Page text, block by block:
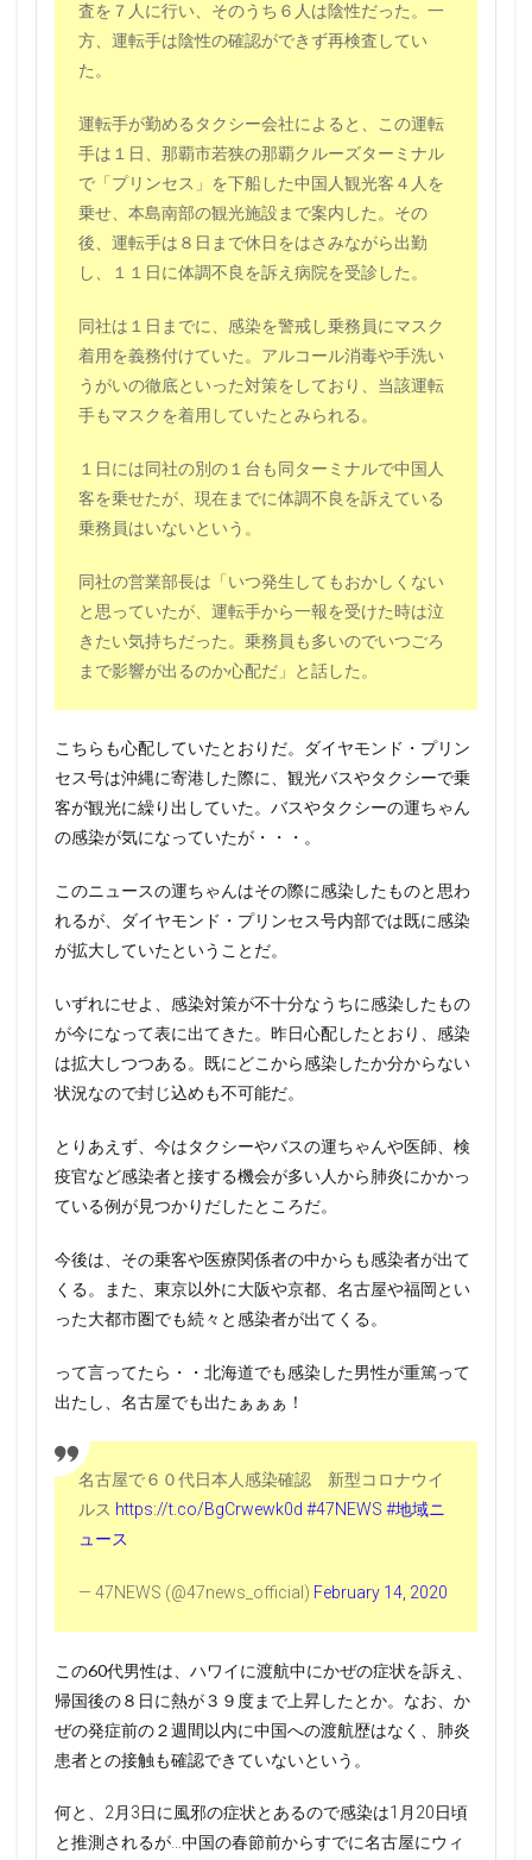
査を７人に行い、そのうち６人は陰性だった。一
方、運転手は陰性の確認ができず再検査してい
た。
運転手が勤めるタクシー会社によると、この運転
手は１日、那覇市若狭の那覇クルーズターミナル
で「プリンセス」を下船した中国人観光客４人を
乗せ、本島南部の観光施設まで案内した。その
後、運転手は８日まで休日をはさみながら出勤
し、１１日に体調不良を訴え病院を受診した。
同社は１日までに、感染を警戒し乗務員にマスク
着用を義務付けていた。アルコール消毒や手洗い
うがいの徹底といった対策をしており、当該運転
手もマスクを着用していたとみられる。
１日には同社の別の１台も同ターミナルで中国人
客を乗せたが、現在までに体調不良を訴えている
乗務員はいないという。
同社の営業部長は「いつ発生してもおかしくない
と思っていたが、運転手から一報を受けた時は泣
きたい気持ちだった。乗務員も多いのでいつごろ
まで影響が出るのか心配だ」と話した。
こちらも心配していたとおりだ。ダイヤモンド・プリン
セス号は沖縄に寄港した際に、観光バスやタクシーで乗
客が観光に繰り出していた。バスやタクシーの運ちゃん
の感染が気になっていたが・・・。
このニュースの運ちゃんはその際に感染したものと思わ
れるが、ダイヤモンド・プリンセス号内部では既に感染
が拡大していたということだ。
いずれにせよ、感染対策が不十分なうちに感染したもの
が今になって表に出てきた。昨日心配したとおり、感染
は拡大しつつある。既にどこから感染したか分からない
状況なので封じ込めも不可能だ。
とりあえず、今はタクシーやバスの運ちゃんや医師、検
疫官など感染者と接する機会が多い人から肺炎にかかっ
ている例が見つかりだしたところだ。
今後は、その乗客や医療関係者の中からも感染者が出て
くる。また、東京以外に大阪や京都、名古屋や福岡とい
った大都市圏でも続々と感染者が出てくる。
って言ってたら・・北海道でも感染した男性が重篤って
出たし、名古屋でも出たぁぁぁ！
名古屋で６０代日本人感染確認 新型コロナウイ
ルス https://t.co/BgCrwewk0d #47NEWS #地域ニ
ュース
— 47NEWS (@47news_official) February 14, 2020
この60代男性は、ハワイに渡航中にかぜの症状を訴え、
帰国後の８日に熱が３９度まで上昇したとか。なお、か
ぜの発症前の２週間以内に中国への渡航歴はなく、肺炎
患者との接触も確認できていないという。
何と、2月3日に風邪の症状とあるので感染は1月20日頃
と推測されるが…中国の春節前からすでに名古屋にウィ